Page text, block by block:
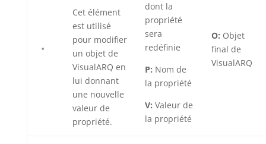
Cet élément
est utilisé
pour modifier
un objet de
VisualARQ en
lui donnant
une nouvelle
valeur de
propriété.
dont la
propriété
sera
redéfinie
P: Nom de
la propriété
V: Valeur de
la propriété
O: Objet
final de
VisualARQ